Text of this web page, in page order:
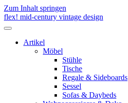
Zum Inhalt springen
flex! mid-century vintage design
Menü
umschalten
Artikel
Möbel
Stühle
Tische
Regale & Sideboards
Sessel
Sofas & Daybeds